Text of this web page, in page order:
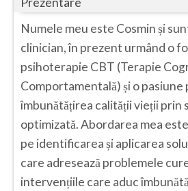
Harghita
Hunedoara
Ialomita
Iasi
Maramures
Numele meu este Cosmin și
clinician, în prezent urmând o
psihoterapie CBT (Terapie
Comportamentală) și o pasiune
îmbunătățirea calității vieții prin
optimizată. Abordarea mea
pe identificarea și aplicarea
care adresează problemele
intervențiile care aduc